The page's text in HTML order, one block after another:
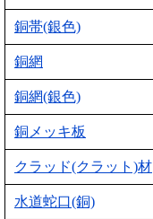
銅帯(銀色)
銅網
銅網(銀色)
銅メッキ板
クラッド(クラット)材
水道蛇口(銅)